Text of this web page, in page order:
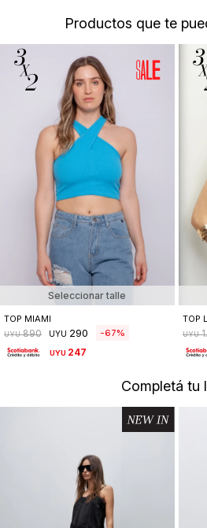
Productos que te
Seleccionar talle
TOP MIAMI
UYU 890 UYU 290 67
UYU 247
TOP
UYU
Completá tu